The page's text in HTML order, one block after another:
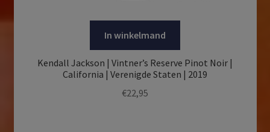
In winkelmand
Kendall Jackson | Vintner’s Reserve Pinot Noir |
California | Verenigde Staten | 2019
€22,95